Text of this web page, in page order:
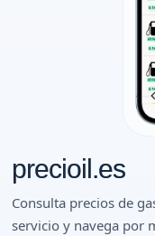
precioil.es
Consulta precios de
servicio y navega por